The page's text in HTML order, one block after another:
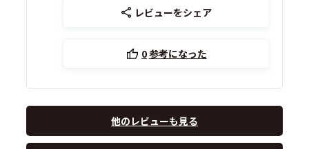
レビューをシェア
0参考になった
他のレビューも見る